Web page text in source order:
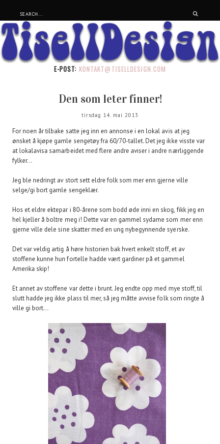
E-POST: KONTAKT@TISELLDESIGN.COM
Den som leter finner!
tirsdag 14. mai 2013
For noen år tilbake satte jeg inn en annonse i en lokal avis at jeg
ønsket å kjøpe gamle sengetøy fra 60/70-tallet. Det jeg ikke visste var
at lokalavisa samarbeidet med flere andre aviser i andre nærliggende
fylker...
Jeg ble nedringt av stort sett eldre folk som mer enn gjerne ville
selge/gi bort gamle sengeklær.
Hos et eldre ektepar i 80-årene som bodd øde inni en skog, fikk jeg en
hel kjeller å boltre meg i! Dette var en gammel sydame som mer enn
gjerne ville dele sine skatter med en ung nybegynnende syerske.
Det var veldig artig å høre historien bak hvert enkelt stoff, et av
stoffene kunne hun fortelle hadde vært gardiner på et gammel
Amerika skip!
Et annet av stoffene var dette i brunt. Jeg endte opp med mye stoff, til
slutt hadde jeg ikke plass til mer, så jeg måtte avvise folk som ringte å
ville gi bort...